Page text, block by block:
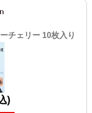
チェリー 10枚入り
)